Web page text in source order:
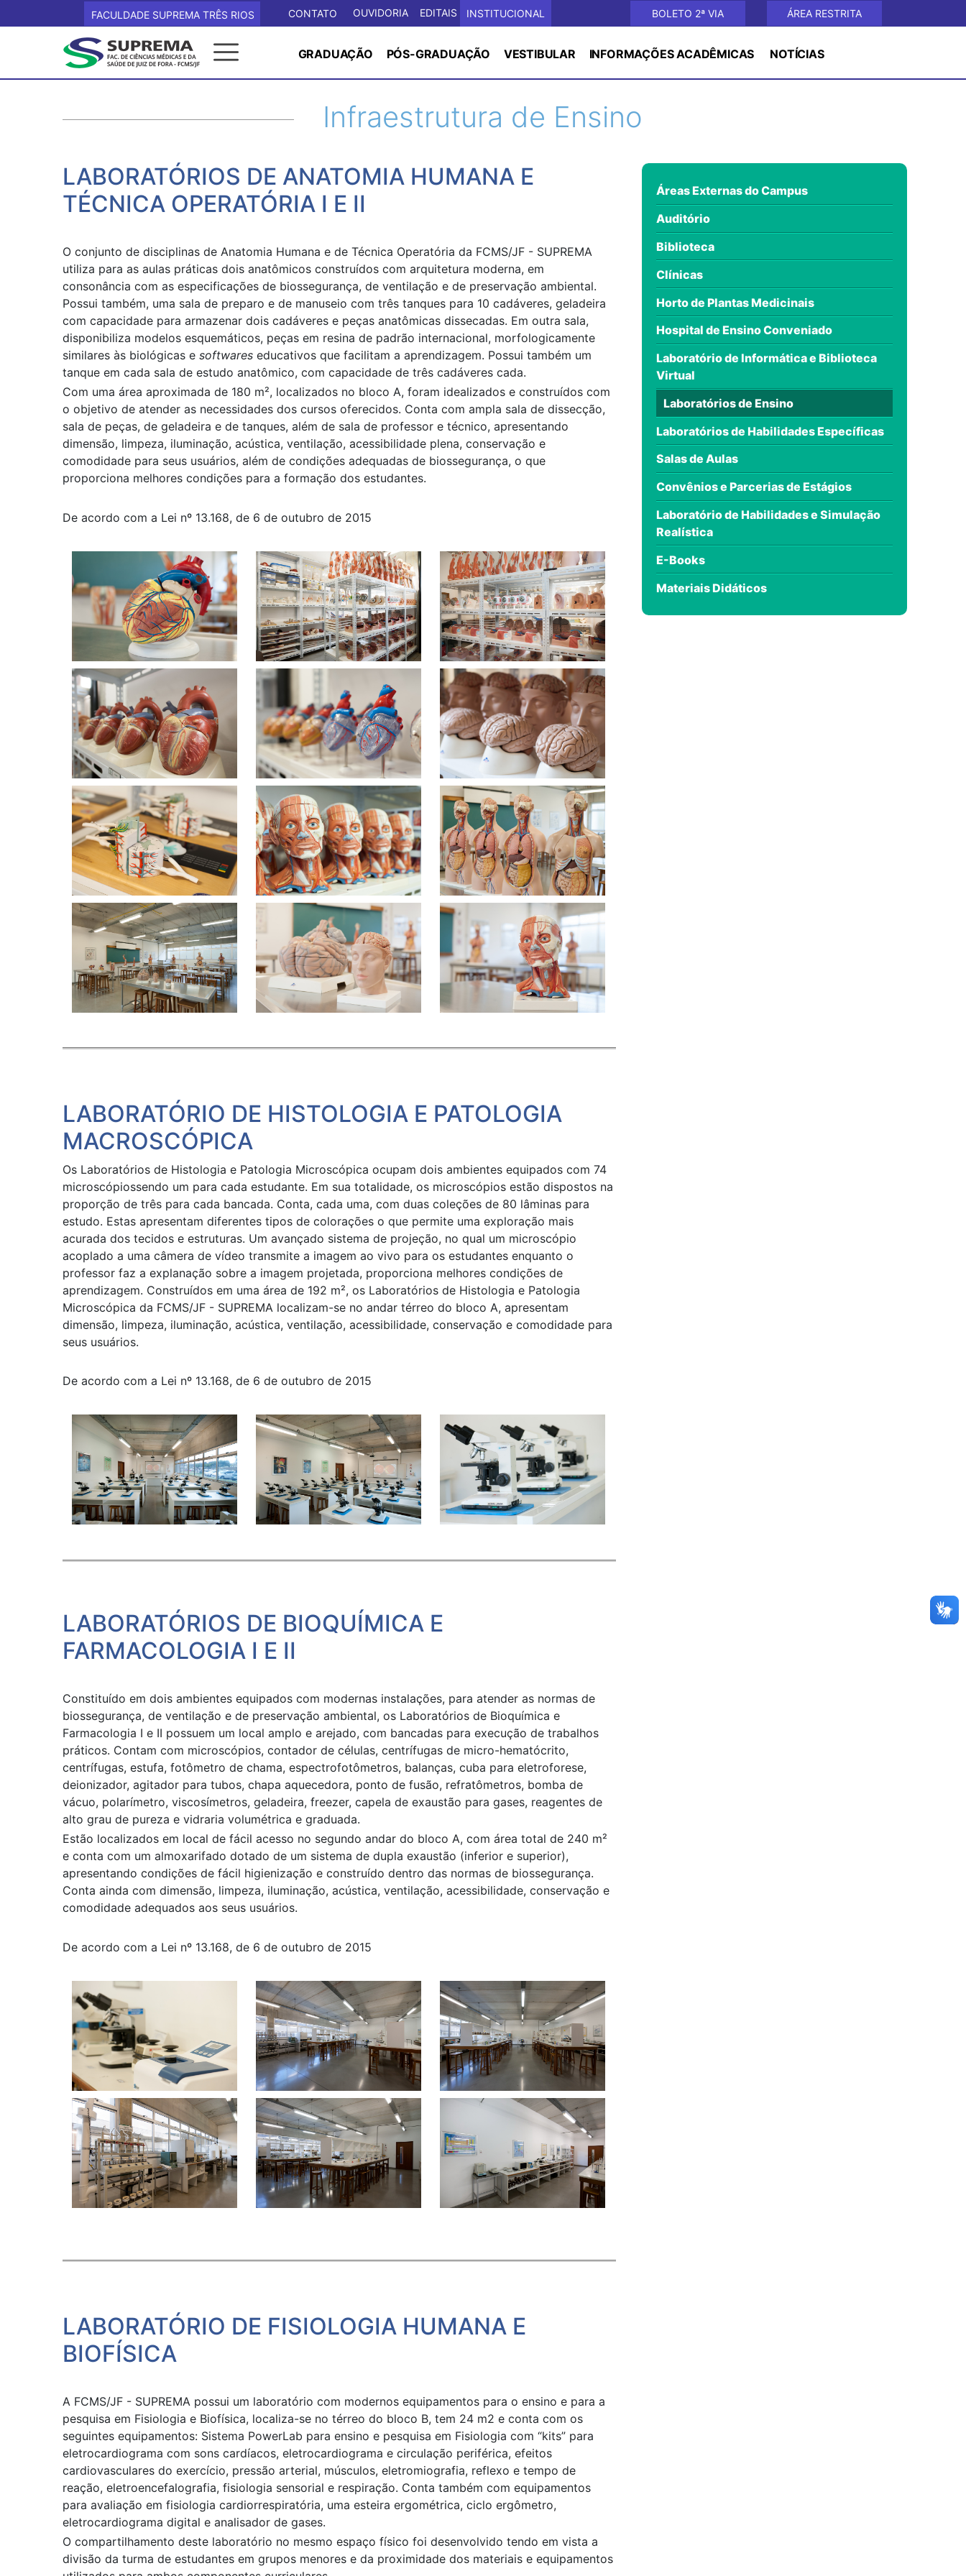
FACULDADE SUPREMA TRÊS RIOS CONTATO OUVIDORIA EDITAIS INSTITUCIONAL BOLETO 2ª VIA ÁREA RESTRITA
GRADUAÇÃO PÓS-GRADUAÇÃO VESTIBULAR INFORMAÇÕES ACADÊMICAS NOTÍCIAS
Infraestrutura de Ensino
Áreas Externas do Campus
Auditório
Biblioteca
Clínicas
Horto de Plantas Medicinais
Hospital de Ensino Conveniado
Laboratório de Informática e Biblioteca
Virtual
Laboratórios de Ensino
Laboratórios de Habilidades Específicas
Salas de Aulas
Convênios e Parcerias de Estágios
Laboratório de Habilidades e Simulação
Realística
E-Books
Materiais Didáticos
LABORATÓRIOS DE ANATOMIA HUMANA E
TÉCNICA OPERATÓRIA I E II
O conjunto de disciplinas de Anatomia Humana e de Técnica Operatória da FCMS/JF - SUPREMA
utiliza para as aulas práticas dois anatômicos construídos com arquitetura moderna, em
consonância com as espe­cificações de biossegurança, de ventilação e de preservação ambiental.
Possui também, uma sala de preparo e de manuseio com três tanques para 10 cadáveres, geladeira
com capacidade para armazenar dois cadáveres e peças anatômicas dissecadas. Em outra sala,
disponibiliza modelos esquemáticos, peças em resina de padrão internacional, morfologicamente
similares às biológicas e softwareseducativos que facilitam a aprendizagem. Possui também um
tanque em cada sala de estudo anatômico, com capacidade de três cadáveres cada.
Com uma área aproximada de 180 m², localizados no bloco A, foram idealizados e construídos com
o objetivo de atender as necessidades dos cursos oferecidos. Conta com ampla sala de dissecção,
sala de peças, de geladeira e de tanques, além de sala de professor e técnico, apresentando
dimensão, limpeza, iluminação, acústica, ventilação, acessibilidade plena, conservação e
comodidade para seus usuários, além de condições adequadas de biossegurança, o que
proporciona melhores condições para a formação dos estudantes.
De acordo com a Lei nº 13.168, de 6 de outubro de 2015
LABORATÓRIO DE HISTOLOGIA E PATOLOGIA
MACROSCÓPICA
Os Laboratórios de Histologia e Patologia Microscópica ocupam dois ambientes equipados com 74
microscópiossendo um para cada estudante. Em sua totalidade, os microscópios estão dispostos na
proporção de três para cada bancada. Conta, cada uma, com duas coleções de 80 lâminas para
estudo. Estas apresentam diferentes tipos de colorações o que permite uma exploração mais
acurada dos tecidos e estruturas. Um avançado sistema de projeção, no qual um microscópio
acoplado a uma câmera de vídeo transmite a imagem ao vivo para os estudantes enquanto o
professor faz a explanação sobre a imagem projetada, proporciona melhores condições de
aprendizagem. Construídos em uma área de 192 m², os Laboratórios de Histologia e Patologia
Microscópica da FCMS/JF - SUPREMA localizam-se no andar térreo do bloco A, apresentam
dimensão, limpeza, iluminação, acústica, ventilação, acessibilidade, conservação e comodidade para
seus usuários.
De acordo com a Lei nº 13.168, de 6 de outubro de 2015
LABORATÓRIOS DE BIOQUÍMICA E
FARMACOLOGIA I E II
Constituído em dois ambientes equipados com modernas instalações, para atender as normas de
biosse­gurança, de ventilação e de preservação ambiental, os Laboratórios de Bioquímica e
Farmacologia I e II possuem um local amplo e arejado, com bancadas para execução de trabalhos
práticos. Contam com microscópios, contador de células, centrífugas de micro-hematócrito,
centrífugas, estufa, fotômetro de chama, espectrofotômetros, balanças, cuba para eletroforese,
deionizador, agitador para tubos, chapa aquecedora, ponto de fusão, refratô­metros, bomba de
vácuo, polarímetro, viscosímetros, geladeira, freezer, capela de exaustão para gases, reagentes de
alto grau de pureza e vidraria volumétrica e graduada.
Estão localizados em local de fácil acesso no segundo andar do bloco A, com área total de 240 m²
e conta com um almoxarifado dotado de um sistema de dupla exaustão (inferior e superior),
apresentando condições de fácil higienização e construído dentro das normas de biossegurança.
Conta ainda com dimensão, limpeza, iluminação, acústica, ventilação, acessibilidade, conservação e
comodidade adequados aos seus usuários.
De acordo com a Lei nº 13.168, de 6 de outubro de 2015
LABORATÓRIO DE FISIOLOGIA HUMANA E
BIOFÍSICA
A FCMS/JF - SUPREMA possui um laboratório com modernos equipamentos para o ensino e para a
pesquisa em Fisiologia e Biofísica, localiza-se no térreo do bloco B, tem 24 m2 e conta com os
seguintes equipamentos: Sistema PowerLab para ensino e pesquisa em Fisiologia com “kits” para
eletrocardiograma com sons car­díacos, eletrocardiograma e circulação periférica, efeitos
cardiovasculares do exercício, pressão arterial, músculos, eletromiografia, reflexo e tempo de
reação, eletroencefalo­grafia, fisiologia sensorial e respiração. Conta também com equipamentos
para avaliação em fisiologia cardiorrespiratória, uma esteira ergométrica, ciclo ergômetro,
eletrocardiograma digital e analisador de gases.
O compartilhamento deste laboratório no mesmo espaço físico foi desenvolvido tendo em vista a
divisão da turma de estudantes em grupos menores e da proximidade dos materiais e equipamentos